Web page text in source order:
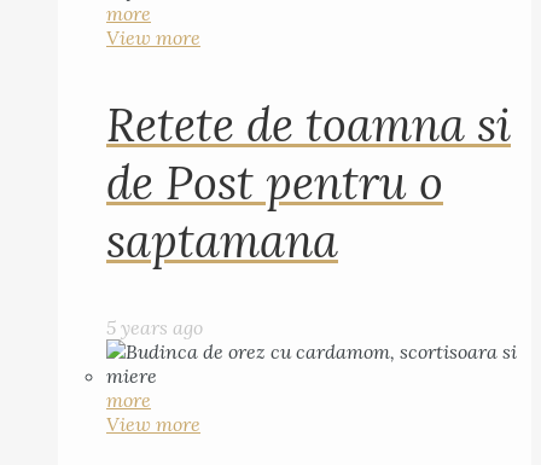
more
View more
Retete de toamna si
de Post pentru o
saptamana
5 years ago
more
View more